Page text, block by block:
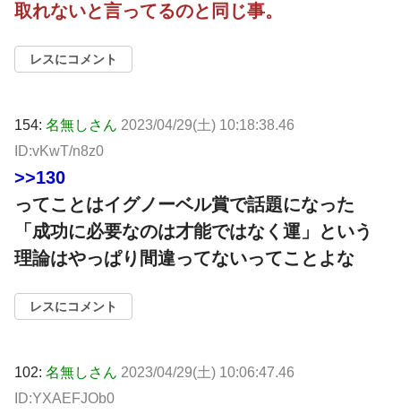
取れないと言ってるのと同じ事。
レスにコメント
154: 名無しさん 2023/04/29(土) 10:18:38.46
ID:vKwT/n8z0
>>130
ってことはイグノーベル賞で話題になった
「成功に必要なのは才能ではなく運」という
理論はやっぱり間違ってないってことよな
レスにコメント
102: 名無しさん 2023/04/29(土) 10:06:47.46
ID:YXAEFJOb0